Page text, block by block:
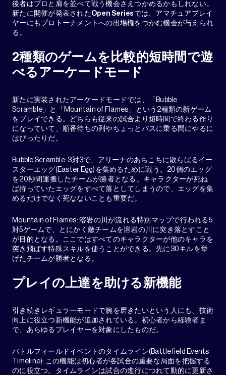
後者はプロと肩を並べて戦う機会さえつかめるかもしれない。
新たに開催が発表されたOpen Series では、アマチュアプレイ
ヤーにもプロトーナメントへの出場権をつかむ機会が与えられ
る。
2種類のゲームを比較的短時間で遊
べるアーケードモード
新たに実装されたアーケードモードでは、「Bubble
Scramble」と「Mountain of Flames」という2種類の新ゲーム
をプレイできる。どちらも従来の試合より短時間で終わる作り
になっていて、順番待ちの列やちょっとバスに乗る間にやるに
はぴったりだ。
Bubble Scramble: 3対3で、アリーナのあちこちに散らばるイー
スターエッグ(Easter Egg)を集めるために戦う。20個のエッグ
を20秒間運搬したチームが勝者となる。キャラクターが死ね
ば持っていたエッグをすべて落としてしまうので、エッグを集
めるだけでなく死なないことも重要だ。
Mountain of Flames: 溶岩の川が流れる特別マップで行われる5
対5ゲームで、とにかく敵チームを溶岩の川に突き落とすこと
が目的となる。ここではすべてのキャラクターが他のキャラを
突き飛ばす特殊スキルを使うことができる。先に30キルを挙
げたチームが勝者となる。
プレイの上達を助ける新機能
引き続きレギュラーモードで腕を磨きたいという人にも、技術
向上に役立つ新機能が追加されている。初心者から経験者ま
で、あらゆるプレイヤーを対象にしたものだ。
バトルフィールドイベントのタイムライン(Battlefield Events
Timeline): この機能は初心者が各試合の重要な局面を把握する
のに役立つ。タイムラインは試合の進行につれて動的に更新さ